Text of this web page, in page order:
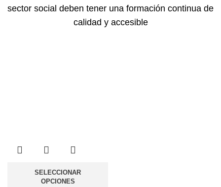
sector social deben tener una formación continua de
calidad y accesible
SELECCIONAR
OPCIONES